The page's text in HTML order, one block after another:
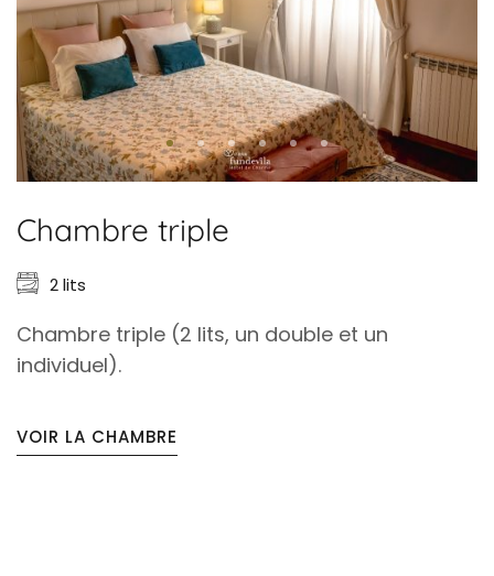
Chambre triple
2 lits
Chambre triple (2 lits, un double et un
individuel).
VOIR LA CHAMBRE